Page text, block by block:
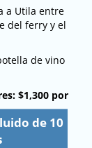
para usted en
Después de
de tomar
identificación
vio con su
hasta
cosas
a Utila entre
del ferry y el
de vino
$1,300 por
de 10